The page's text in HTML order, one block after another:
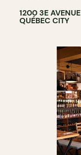
1200 3E AVENUE
QUÉBEC CITY